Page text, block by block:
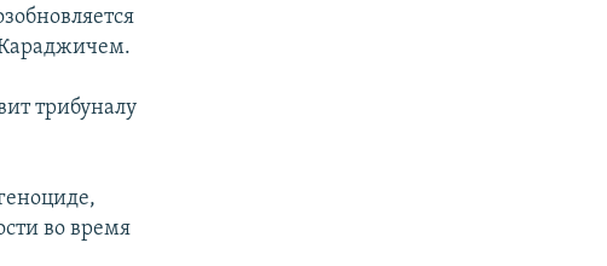
трибуналу
во время